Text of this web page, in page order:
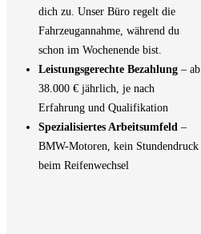
dich zu. Unser Büro regelt die
Fahrzeugannahme, während du
schon im Wochenende bist.
Leistungsgerechte Bezahlung – ab
38.000 € jährlich, je nach
Erfahrung und Qualifikation
Spezialisiertes Arbeitsumfeld –
BMW-Motoren, kein Stundendruck
beim Reifenwechsel